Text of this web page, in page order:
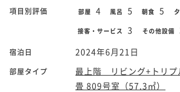
項目別評価 部屋 4 風呂 5 朝食 5
接客・サービス 3 その他設備
宿泊日 2024年6月21日
部屋タイプ
最上階 リビング+トリプ
畳 809号室（57.3㎡）